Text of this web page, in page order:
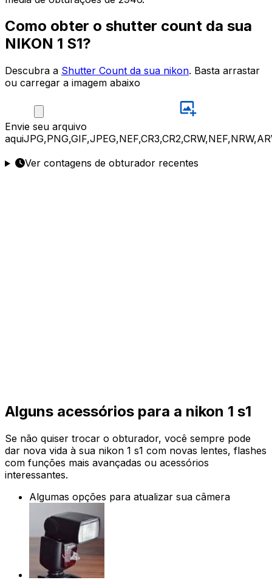
Como obter o shutter count da sua
NIKON 1 S1?
Descubra a Shutter Count da sua nikon. Basta arrastar
ou carregar a imagem abaixo
Envie seu arquivo
aqui
Ver contagens de obturador recentes
Alguns acessórios para a nikon 1 s1
Se não quiser trocar o obturador, você sempre pode
dar nova vida à sua nikon 1 s1 com novas lentes, flashes
com funções mais avançadas ou acessórios
interessantes.
Algumas opções para atualizar sua câmera